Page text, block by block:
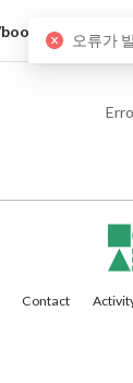
Contact
오류가